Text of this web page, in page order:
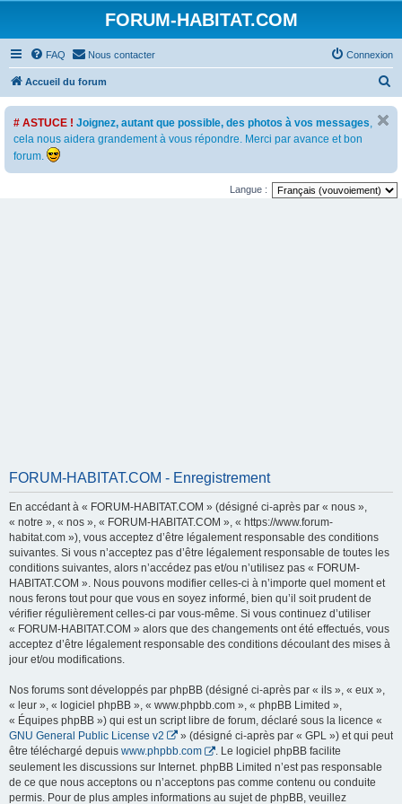
FORUM-HABITAT.COM
FAQ Nous contacter Connexion
Accueil du forum
e
r
# ASTUCE ! Joignez, autant que possible, des photos à vos messages,
cela nous aidera grandement à vous répondre. Merci par avance et bon
forum.
Langue :
FORUM-HABITAT.COM - Enregistrement
En accédant à « FORUM-HABITAT.COM » (désigné ci-après par « nous »,
« notre », « nos », « FORUM-HABITAT.COM », « https://www.forum-
habitat.com »), vous acceptez d’être légalement responsable des conditions
suivantes. Si vous n’acceptez pas d’être légalement responsable de toutes les
conditions suivantes, alors n’accédez pas et/ou n’utilisez pas « FORUM-
HABITAT.COM ». Nous pouvons modifier celles-ci à n’importe quel moment et
nous ferons tout pour que vous en soyez informé, bien qu’il soit prudent de
vérifier régulièrement celles-ci par vous-même. Si vous continuez d’utiliser
« FORUM-HABITAT.COM » alors que des changements ont été effectués, vous
acceptez d’être légalement responsable des conditions découlant des mises à
jour et/ou modifications.
Nos forums sont développés par phpBB (désigné ci-après par « ils », « eux »,
« leur », « logiciel phpBB », « www.phpbb.com », « phpBB Limited »,
« Équipes phpBB ») qui est un script libre de forum, déclaré sous la licence «
GNU General Public License v2
» (désigné ci-après par « GPL ») et qui peut
être téléchargé depuis www.phpbb.com
. Le logiciel phpBB facilite
seulement les discussions sur Internet. phpBB Limited n’est pas responsable
de ce que nous acceptons ou n’acceptons pas comme contenu ou conduite
permis. Pour de plus amples informations au sujet de phpBB, veuillez